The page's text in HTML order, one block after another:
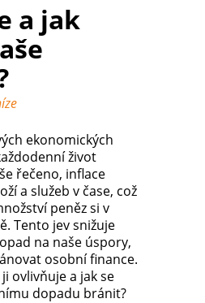
a jak
ekonomických
život
řečeno, inflace
a služeb v čase, což
peněz si v
Tento jev snižuje
na naše úspory,
osobní finance.
ovlivňuje a jak se
dopadu bránit?